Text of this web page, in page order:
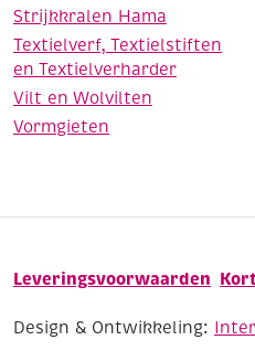
Strijkkralen Hama
Textielverf, Textielstiften
en Textielverharder
Vilt en Wolvilten
Vormgieten
Leveringsvoorwaarden
Design & Ontwikkeling: